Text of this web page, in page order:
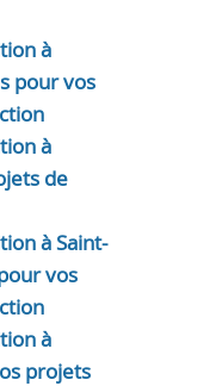
à
pour vos
à
de
à Saint-
vos
à
projets